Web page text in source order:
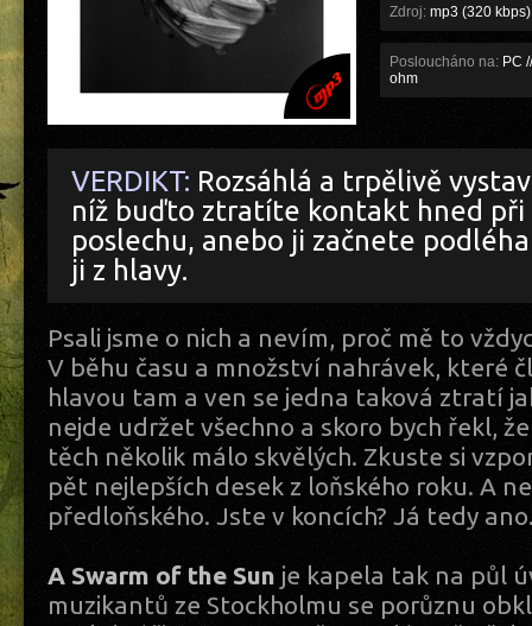
Zdroj: mp3 (320
Posloucháno na: PC
ohm
VERDIKT: Rozsáhlá a trpělivě
níž buďto ztratíte kontakt hned při
poslechu, anebo ji začnete
ji z hlavy.
Psali jsme o nich a nevím, proč mě to
V běhu času a množství nahrávek, které
hlavou tam a ven se jedna taková ztratí
nejde udržet všechno a skoro bych řekl,
těch několik málo skvělých. Zkuste si
pět nejlepších desek z loňského roku. A
předloňského. Jste v koncích? Já tedy
A Swarm of the Sun je kapela tak na půl
muzikantů ze Stockholmu se porůznu